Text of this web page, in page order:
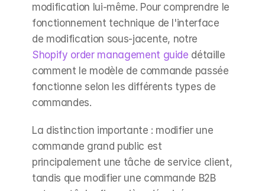
modification lui-même. Pour comprendre le
fonctionnement technique de l'interface
Shopify order management guide détaille
comment le modèle de commande passée
fonctionne selon les différents types de
commandes.
La distinction importante : modifier une
commande grand public est
principalement une tâche de service client,
tandis que modifier une commande B2B